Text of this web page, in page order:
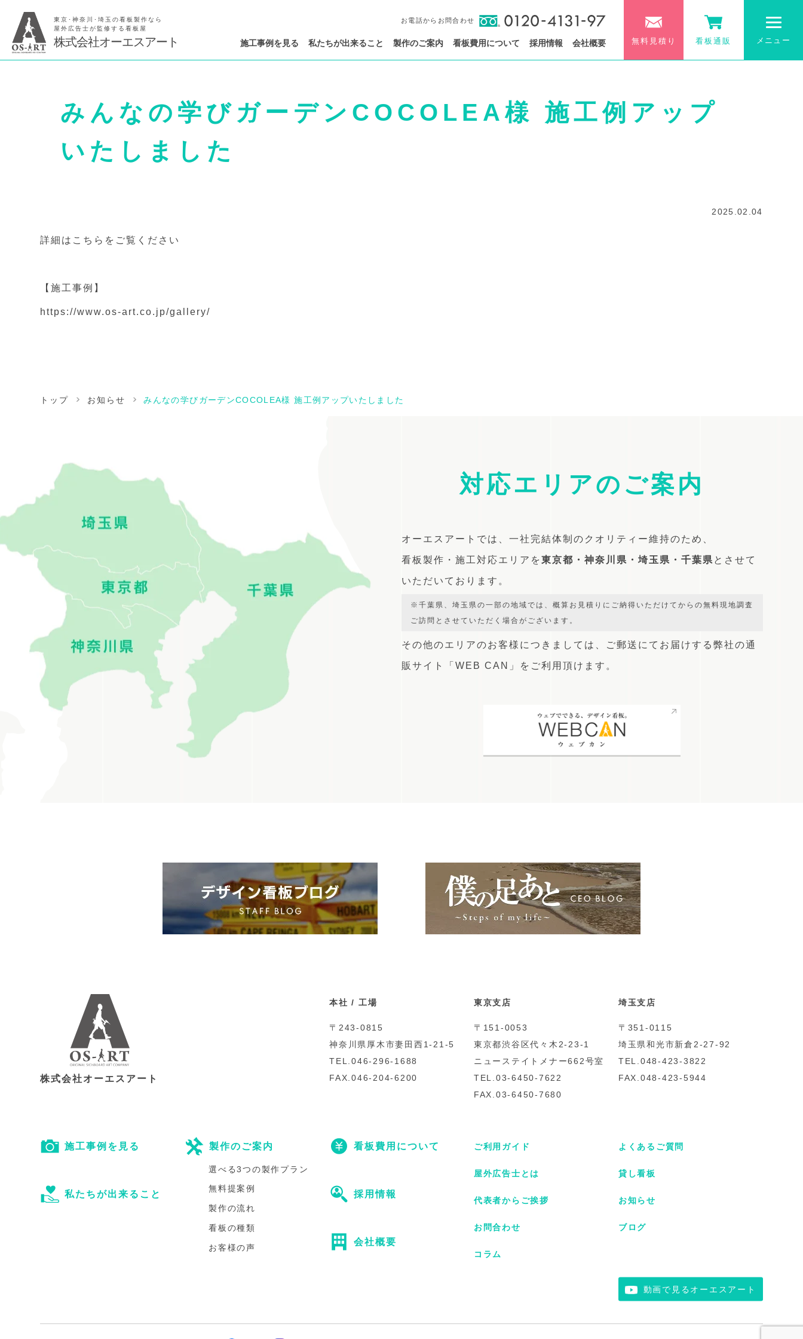
東京･神奈川･埼玉の看板製作なら
屋外広告士が監修する看板屋
株式会社オーエスアート
お電話からお問合わせ
施工事例を見る 私たちが出来ること 製作のご案内 看板費用について 採用情報 会社概要 無料見積り 看板通販 メニュー
みんなの学びガーデンCOCOLEA様 施工例アップ
いたしました
2025.02.04
詳細はこちらをご覧ください
【施工事例】
https://www.os-art.co.jp/gallery/
トップ お知らせ みんなの学びガーデンCOCOLEA様 施工例アップいたしました
対応エリアのご案内
オーエスアートでは、 一社完結体制のクオリティー維持のため、
看板製作・施工対応エリアを東京都・神奈川県・埼玉県・千葉県 とさせて
いただいております。
※千葉県、埼玉県の一部の地域では、概算お見積りにご納得いただけてからの無料現地調査
ご訪問とさせていただく場合がございます。
その他のエリアのお客様につきましては、 ご郵送にてお届けする弊社の通
販サイト 「WEB CAN」をご利用頂けます。
株式会社オーエスアート
本社 / 工場
〒243-0815
神奈川県厚木市妻田西1-21-5
TEL.046-296-1688
FAX.046-204-6200
東京支店
〒151-0053
東京都渋谷区代々木2-23-1
ニューステイトメナー662号室
TEL.03-6450-7622
FAX.03-6450-7680
埼玉支店
〒351-0115
埼玉県和光市新倉2-27-92
TEL.048-423-3822
FAX.048-423-5944
施工事例を見る
私たちが出来ること
製作のご案内
選べる3つの製作プラン
無料提案例
製作の流れ
看板の種類
お客様の声
看板費用について
採用情報
会社概要
ご利用ガイド
屋外広告士とは
代表者からご挨拶
お問合わせ
よくあるご質問
貸し看板
お知らせ
ブログ
コラム
動画で見るオーエスアート